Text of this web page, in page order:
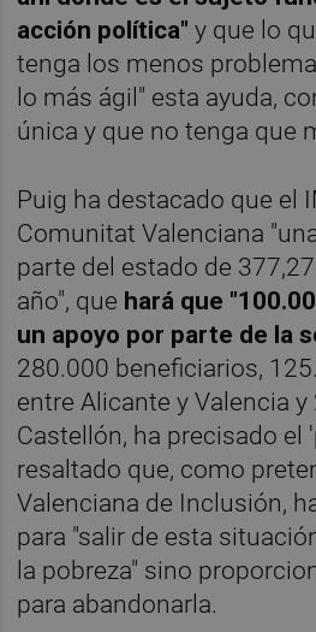
acción política" y que lo
tenga los menos
lo más ágil" esta ayuda,
única y que no tenga que
Puig ha destacado que el
Comunitat Valenciana
parte del estado de
año", que hará que
un apoyo por parte de la
280.000 beneficiarios,
entre Alicante y Valencia y
Castellón, ha precisado el
resaltado que, como
Valenciana de Inclusión,
para "salir de esta
la pobreza" sino
para abandonarla.